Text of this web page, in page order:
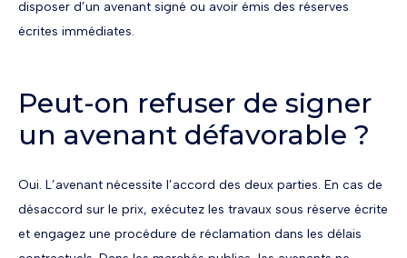
disposer d’un avenant signé ou avoir émis des réserves
écrites immédiates.
Peut-on refuser de signer
un avenant défavorable ?
Oui. L’avenant nécessite l’accord des deux parties. En cas de
désaccord sur le prix, exécutez les travaux sous réserve écrite
et engagez une procédure de réclamation dans les délais